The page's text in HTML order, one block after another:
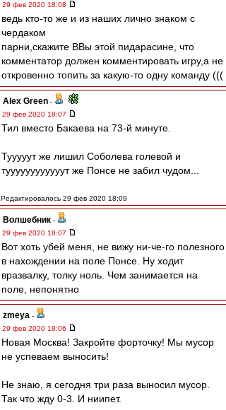
29 фев 2020 18:08
ведь кто-то же и из наших лично знаком с
чердаком
парни,скажите ВВы этой пидарасине, что
комментатор должен комментировать игру,а не
откровенно топить за какую-то одну команду (((
Alex Green -
29 фев 2020 18:07
Тил вместо Бакаева на 73-й минуте.
Тууууут же лишил Соболева голевой и
туууууууууууут же Понсе не забил чудом...
Редактировалось 29 фев 2020 18:09
Волшебник -
29 фев 2020 18:07
Вот хоть убей меня, не вижу ни-че-го полезного
в нахождении на поле Понсе. Ну ходит
вразвалку, толку ноль. Чем занимается на
поле, непонятно
zmeya -
29 фев 2020 18:06
Новая Москва! Закройте форточку! Мы мусор
не успеваем выносить!
Не знаю, я сегодня три раза выносил мусор.
Так что жду 0-3. И ниипет.